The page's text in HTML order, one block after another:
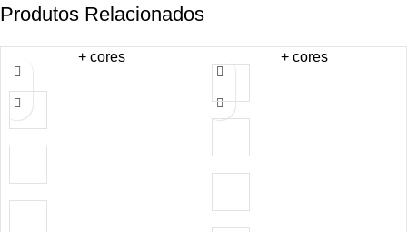
Produtos Relacionados
+ cores + cores